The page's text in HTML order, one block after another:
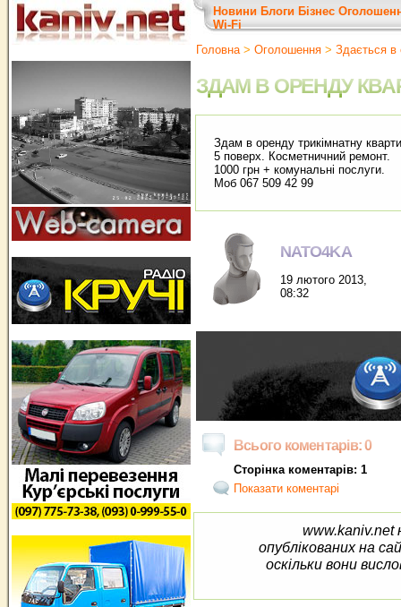
Новини Блоги Бізнес
Wi-Fi
Головна> Оголошення > Здається в
ЗДАМ В ОРЕНДУ
Здам в оренду трикімнатну
5 поверх. Косметничний ремонт.
1000 грн + комунальні послуги.
Моб 067 509 42 99
NATO4KA
19 лютого 2013,
08:32
Всього коментарів: 0
Сторінка коментарів: 1
Показати коментарі
www.kaniv.net
опублікованих на
оскільки вони